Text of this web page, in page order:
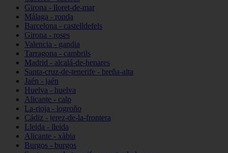
Girona - lloret-de-mar
Málaga - ronda
Barcelona - castelldefels
Girona - roses
Valencia - gandia
Tarragona - cambrils
Madrid - alcalá-de-henares
Santa-cruz-de-tenerife - breña-alta
Jaén - jaén
Huelva - huelva
Alicante - calp
La-rioja - logroño
Cádiz - jerez-de-la-frontera
Lleida - lleida
Alicante - xàbia
Burgos - burgos